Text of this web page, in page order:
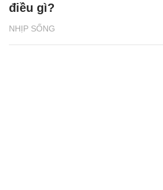
NHỊP SỐNG
điều gì?